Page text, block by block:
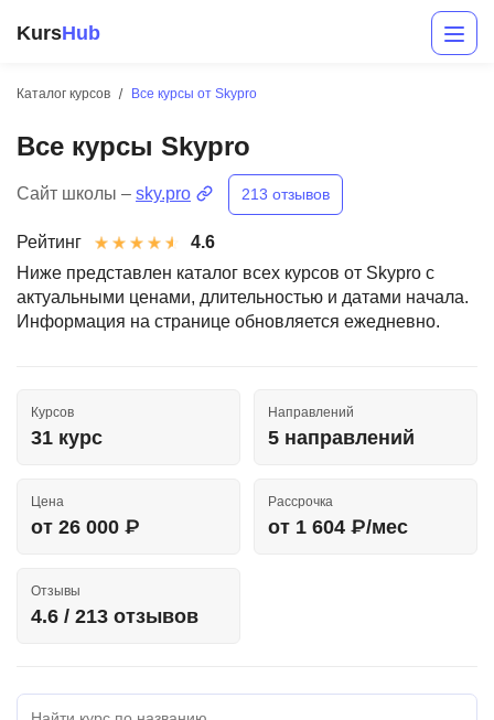
KursHub
Каталог курсов Все курсы от Skypro
Все курсы Skypro
Сайт школы – sky.pro 213 отзывов
Рейтинг
4.6
Ниже представлен каталог всех курсов от Skypro с
актуальными ценами, длительностью и датами начала.
Информация на странице обновляется ежедневно.
Курсов
31 курс
Направлений
5 направлений
Цена
от 26 000 ₽
Рассрочка
от 1 604 ₽/мес
Отзывы
4.6 / 213 отзывов
Разработка
Аналитика
Иностранные языки
ДПО
Акции и промокоды